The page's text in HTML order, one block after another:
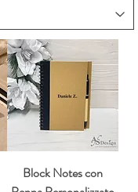
Block Notes con